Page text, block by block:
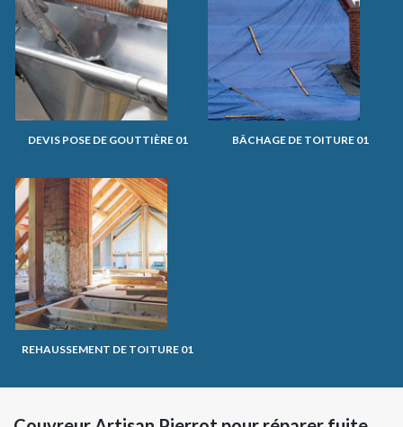
DEVIS POSE DE GOUTTIÈRE 01 BÂCHAGE DE TOITURE 01
REHAUSSEMENT DE TOITURE 01